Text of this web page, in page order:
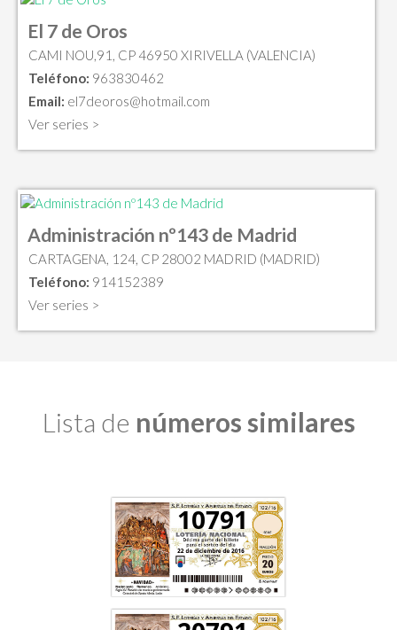
El 7 de Oros
CAMI NOU,91, CP 46950 XIRIVELLA (VALENCIA)
Teléfono: 963830462
Email: el7deoros@hotmail.com
Ver series >
Administración nº143 de Madrid
CARTAGENA, 124, CP 28002 MADRID (MADRID)
Teléfono: 914152389
Ver series >
Lista de números similares
10791